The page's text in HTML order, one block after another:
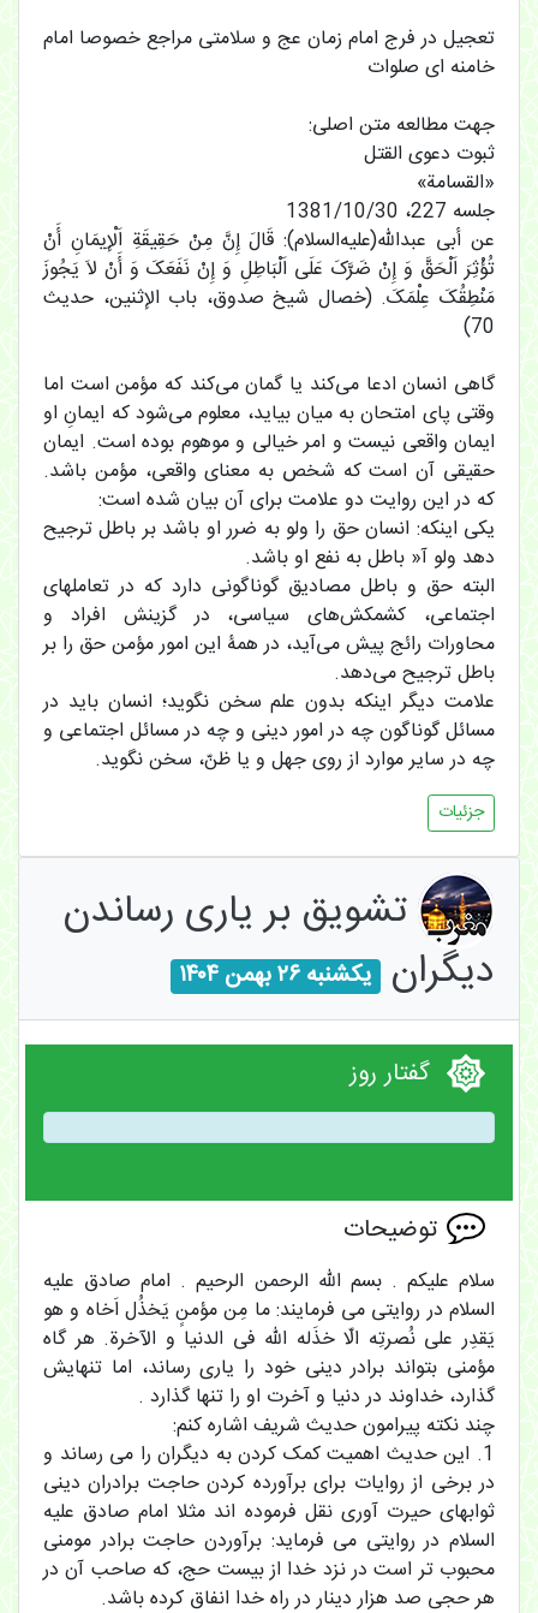
تعجیل در فرج امام زمان عج و سلامتی مراجع خصوصا امام
خامنه ای صلوات
جهت مطالعه متن اصلی:
ثبوت دعوی القتل
«القسامة»
جلسه 227، 1381/10/30
عن أبی عبدالله(‌علیه‌السلام): قَالَ إِنَّ مِنْ حَقِیقَةِ اَلْإِیمَانِ أَنْ
تُؤْثِرَ اَلْحَقَّ وَ إِنْ ضَرَّکَ عَلَى اَلْبَاطِلِ وَ إِنْ نَفَعَکَ وَ أَنْ لاَ یَجُوزَ
مَنْطِقُکَ عِلْمَکَ. (خصال شیخ صدوق، باب الإثنین، حدیث
70)
گاهی انسان ادعا می‌کند یا گمان می‌کند که مؤمن است اما
وقتی پای امتحان به میان بیاید، معلوم می‌شود که ایمانِ او
ایمان واقعی نیست و امر خیالی و موهوم بوده است. ایمان
حقیقی آن است که شخص به معنای واقعی، مؤمن باشد.
که در این روایت دو علامت برای آن بیان شده است:
یکی اینکه: انسان حق را ولو به ضرر او باشد بر باطل ترجیح
دهد ولو آ« باطل به نفع او باشد.
البته حق و باطل مصادیق گوناگونی دارد که در تعاملهای
اجتماعی، کشمکش‌های سیاسی، در گزینش افراد و
محاورات رائج پیش می‌آید، در همۀ این امور مؤمن حق را بر
باطل ترجیح می‌دهد.
علامت دیگر اینکه بدون علم سخن نگوید؛ انسان باید در
مسائل گوناگون چه در امور دینی و چه در مسائل اجتماعی و
چه در سایر موارد از روی جهل و یا ظنّ، سخن نگوید.
جزئیات
تشویق بر یاری رساندن
دیگران یکشنبه ۲۶ بهمن ۱۴۰۴
گفتار روز
توضیحات
سلام علیکم . بسم الله الرحمن الرحیم . امام صادق علیه
السلام در روایتی می فرمایند: ما مِن مؤمنٍ یَخذُل اَخاه و هو
یَقدِر علی نُصرتِه الّا خذَله الله فی الدنیا و الآخرة. هر گاه
مؤمنى بتواند برادر دینی خود را یارى رساند، اما تنهایش
گذارد، خداوند در دنیا و آخرت او را تنها گذارد .
چند نکته پیرامون حدیث شریف اشاره کنم:
1. این حدیث اهمیت کمک کردن به دیگران را می رساند و
در برخی از روایات برای برآورده کردن حاجت برادران دینی
ثوابهای حیرت آوری نقل فرموده اند مثلا امام صادق علیه
السلام در روایتی می فرماید: برآوردن حاجت برادر مومنی
محبوب تر است در نزد خدا از بیست حج، که صاحب آن در
هر حجی صد هزار دینار در راه خدا انفاق کرده باشد.